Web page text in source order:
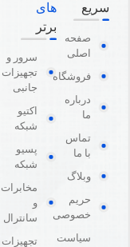
سریع
صفحه
اصلی
فروشگاه
درباره
ما
تماس
با ما
وبلاگ
حریم
خصوصی
سیاست
های
برتر
سرور و
تجهیزات
جانبی
اکتیو
شبکه
پسیو
شبکه
مخابرات
و
سانترال
تجهیزات